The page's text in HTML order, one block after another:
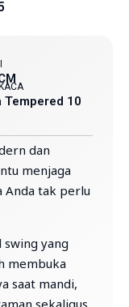
Tempered 10
dan
menjaga
Anda tak perlu
yang
membuka
saat mandi,
sekaligus